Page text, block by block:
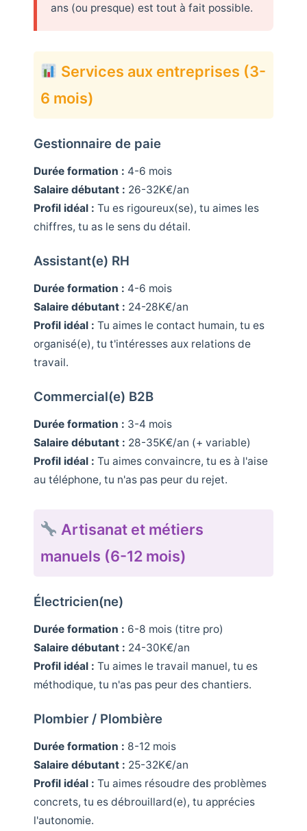
ans (ou presque) est tout à fait possible.
Services aux entreprises (3-
6 mois)
Gestionnaire de paie
Durée formation : 4-6 mois
Salaire débutant : 26-32K€/an
Profil idéal : Tu es rigoureux(se), tu aimes les
chiffres, tu as le sens du détail.
Assistant(e) RH
Durée formation : 4-6 mois
Salaire débutant : 24-28K€/an
Profil idéal : Tu aimes le contact humain, tu es
organisé(e), tu t'intéresses aux relations de
travail.
Commercial(e) B2B
Durée formation : 3-4 mois
Salaire débutant : 28-35K€/an (+ variable)
Profil idéal : Tu aimes convaincre, tu es à l'aise
au téléphone, tu n'as pas peur du rejet.
Artisanat et métiers
manuels (6-12 mois)
Électricien(ne)
Durée formation : 6-8 mois (titre pro)
Salaire débutant : 24-30K€/an
Profil idéal : Tu aimes le travail manuel, tu es
méthodique, tu n'as pas peur des chantiers.
Plombier / Plombière
Durée formation : 8-12 mois
Salaire débutant : 25-32K€/an
Profil idéal : Tu aimes résoudre des problèmes
concrets, tu es débrouillard(e), tu apprécies
l'autonomie.